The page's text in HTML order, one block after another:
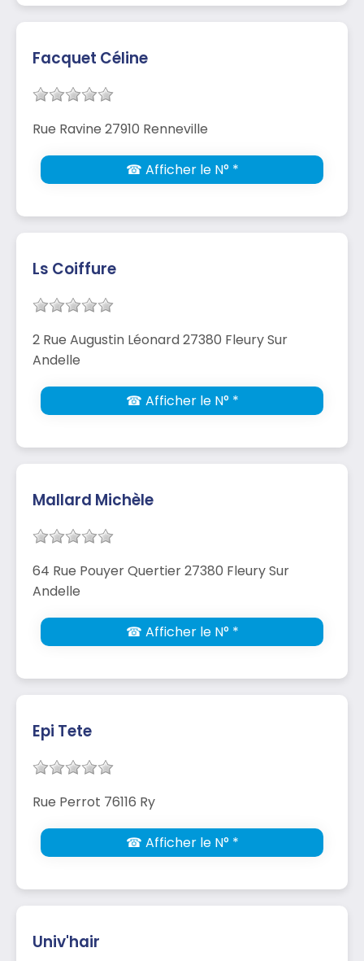
Facquet Céline
Rue Ravine 27910 Renneville
☎ Afficher le N° *
Ls Coiffure
2 Rue Augustin Léonard 27380 Fleury Sur
Andelle
☎ Afficher le N° *
Mallard Michèle
64 Rue Pouyer Quertier 27380 Fleury Sur
Andelle
☎ Afficher le N° *
Epi Tete
Rue Perrot 76116 Ry
☎ Afficher le N° *
Univ'hair